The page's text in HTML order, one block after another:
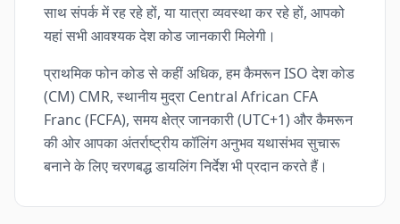
साथ संपर्क में रह रहे हों, या यात्रा व्यवस्था कर रहे हों, आपको
यहां सभी आवश्यक देश कोड जानकारी मिलेगी।
प्राथमिक फोन कोड से कहीं अधिक, हम कैमरून ISO देश कोड
(CM) CMR, स्थानीय मुद्रा Central African CFA
Franc (FCFA), समय क्षेत्र जानकारी (UTC+1) और कैमरून
की ओर आपका अंतर्राष्ट्रीय कॉलिंग अनुभव यथासंभव सुचारू
बनाने के लिए चरणबद्ध डायलिंग निर्देश भी प्रदान करते हैं।